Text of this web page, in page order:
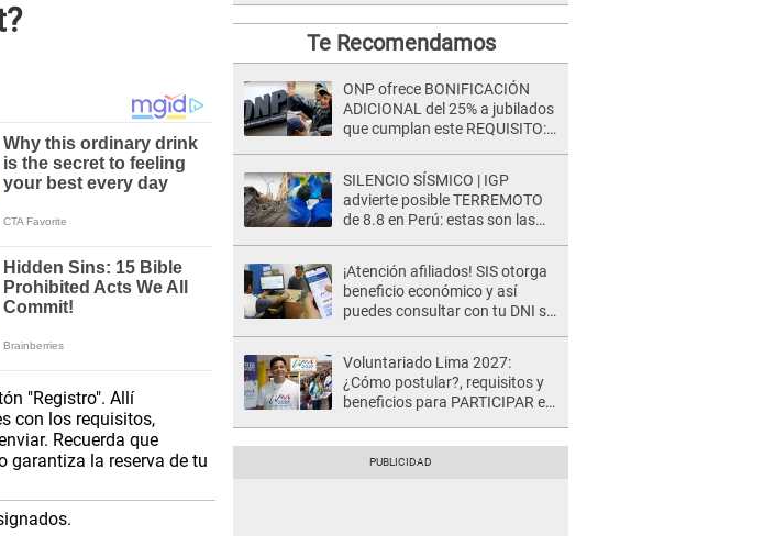
"Registro". Allí
con los requisitos,
Recuerda que
garantiza la reserva de tu
Te Recomendamos
ONP ofrece BONIFICACIÓN
ADICIONAL del 25% a jubilados
que cumplan este REQUISITO:
SILENCIO SÍSMICO | IGP
advierte posible TERREMOTO
de 8.8 en Perú: estas son las
¡Atención afiliados! SIS otorga
beneficio económico y así
puedes consultar con tu DNI si
Voluntariado Lima 2027:
¿Cómo postular?, requisitos y
beneficios para PARTICIPAR en